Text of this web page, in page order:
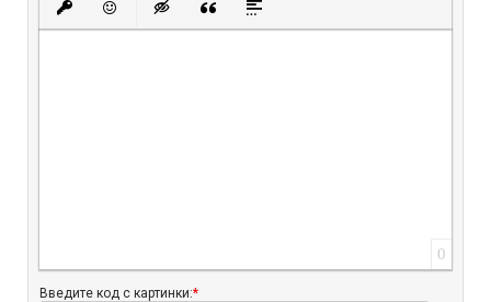
Вставить защищенную ссылку
Вставить смайлик
Вставка скрытого текста
Вставка цитаты
Вставка спойлера
0
Введите код с картинки:*